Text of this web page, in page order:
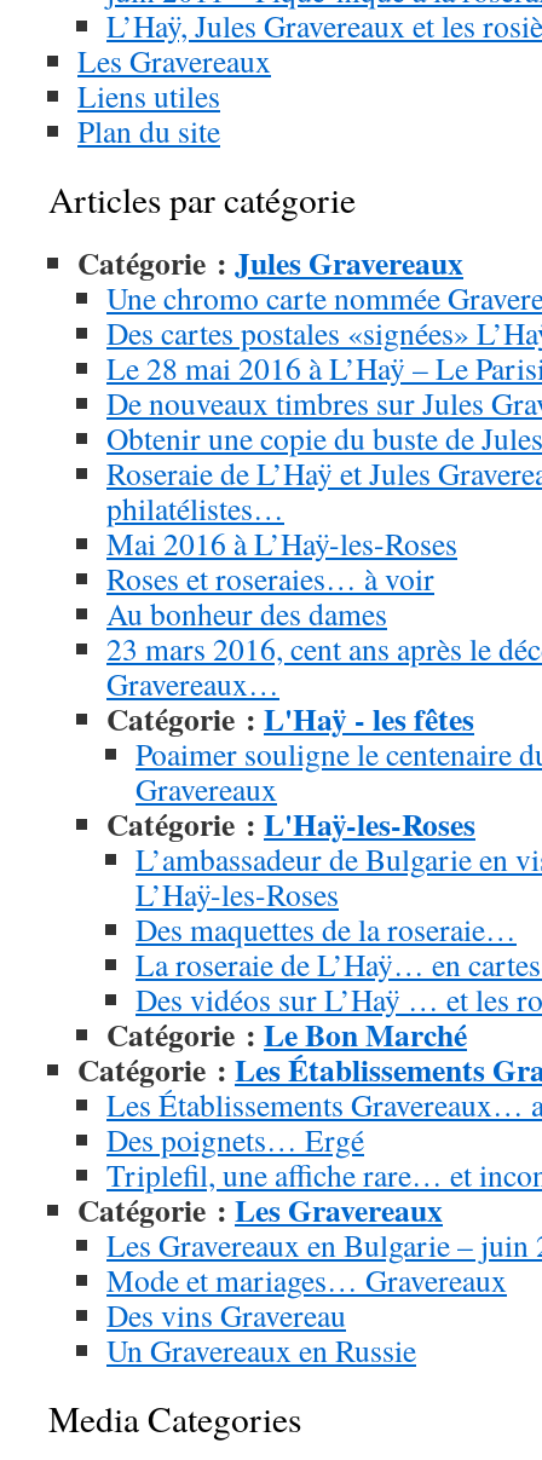
L’Haÿ, Jules Gravereaux et les
Les Gravereaux
Liens utiles
Plan du site
Articles par catégorie
Catégorie : Jules Gravereaux
Une chromo carte nommée
Des cartes postales «signées»
Le 28 mai 2016 à L’Haÿ – Le
De nouveaux timbres sur Jules
Obtenir une copie du buste de
Roseraie de L’Haÿ et Jules
philatélistes…
Mai 2016 à L’Haÿ-les-Roses
Roses et roseraies… à voir
Au bonheur des dames
23 mars 2016, cent ans après le
Gravereaux…
Catégorie : L'Haÿ - les fêtes
Poaimer souligne le centenaire
Gravereaux
Catégorie : L'Haÿ-les-Roses
L’ambassadeur de Bulgarie en
L’Haÿ-les-Roses
Des maquettes de la roseraie…
La roseraie de L’Haÿ… en
Des vidéos sur L’Haÿ … et les
Catégorie : Le Bon Marché
Catégorie : Les Établissements
Les Établissements Gravereaux…
Des poignets… Ergé
Triplefil, une affiche rare… et
Catégorie : Les Gravereaux
Les Gravereaux en Bulgarie – juin
Mode et mariages… Gravereaux
Des vins Gravereau
Un Gravereaux en Russie
Media Categories